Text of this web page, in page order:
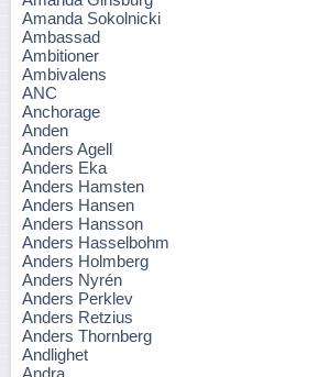
Amanda Sokolnicki
Ambassad
Ambitioner
Ambivalens
ANC
Anchorage
Anden
Anders Agell
Anders Eka
Anders Hamsten
Anders Hansen
Anders Hansson
Anders Hasselbohm
Anders Holmberg
Anders Nyrén
Anders Perklev
Anders Retzius
Anders Thornberg
Andlighet
Andra